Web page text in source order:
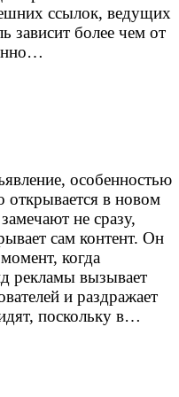
ссылок, ведущих
зависит более чем от
особенностью
открывается в новом
не сразу,
сам контент. Он
когда
рекламы вызывает
и раздражает
поскольку в…